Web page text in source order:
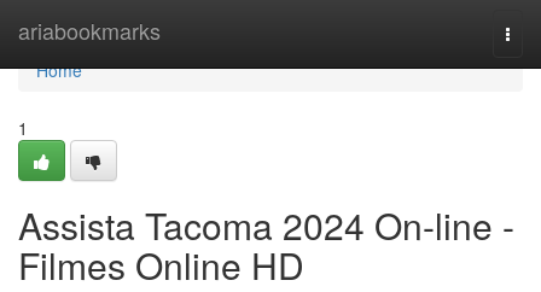
ariabookmarks
Home
Home
1
Assista Tacoma 2024 On-line -
Filmes Online HD